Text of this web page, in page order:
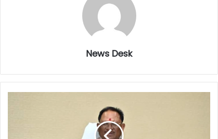
News Desk